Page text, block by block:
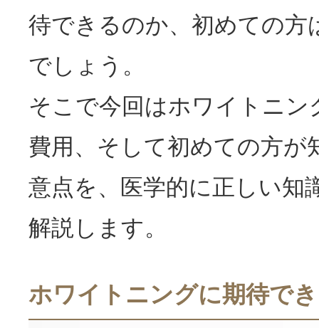
待できるのか、初めての方
でしょう。
そこで今回はホワイトニン
費用、そして初めての方が
意点を、医学的に正しい知
解説します。
ホワイトニングに期待で